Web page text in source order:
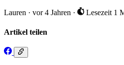
Lauren · vor 4 Jahren · Lesezeit 1
Artikel teilen